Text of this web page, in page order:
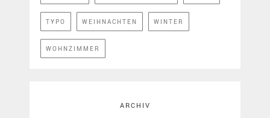
TYPO WEIHNACHTEN WINTER
WOHNZIMMER
ARCHIV